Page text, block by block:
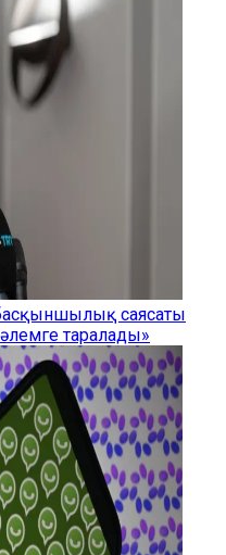
саясаты
таралады»